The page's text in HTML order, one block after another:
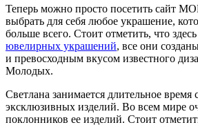
Теперь можно просто посетить сайт
выбрать для себя любое украшение,
больше всего. Стоит отметить, что
ювелирных украшений, все они
и превосходным вкусом известного
Молодых.
Светлана занимается длительное время
эксклюзивных изделий. Во всем мире
поклонников ее изделий. Стоит